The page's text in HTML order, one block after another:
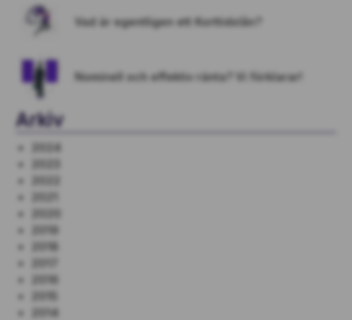
Vad är egentligen ett Korttidslån?
Nominell och effektiv ränta? Vi förklarar!
Arkiv
2024
2019
2018
2016
2014